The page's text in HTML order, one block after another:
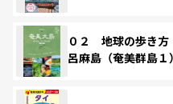
０２ 地球の歩き
呂麻島（奄美群島